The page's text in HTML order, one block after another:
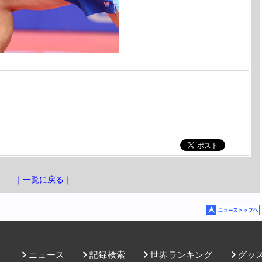
｜一覧に戻る｜
ニュース 記録検索 世界ランキング グッ